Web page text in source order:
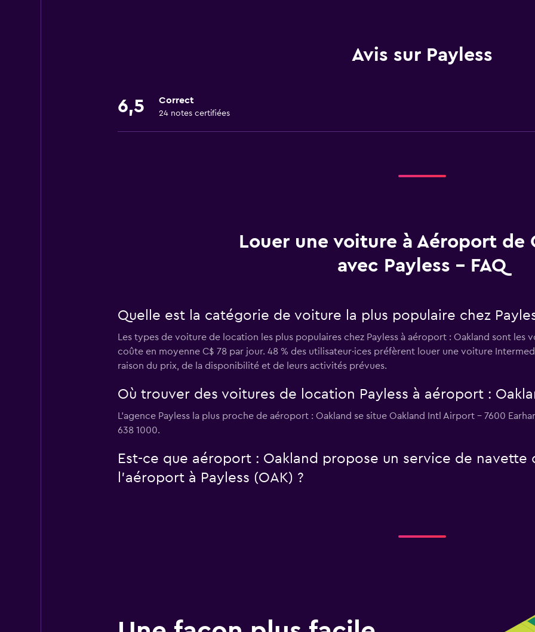
Avis sur Payless
6,5 Correct
24 notes certifiées
Louer une voiture à Aéroport de
avec Payless - FAQ
Quelle est la catégorie de voiture la plus populaire chez
Les types de voiture de location les plus populaires chez Payless à aéroport : Oakland sont
coûte en moyenne C$ 78 par jour. 48 % des utilisateur·ices préfèrent louer une voiture
raison du prix, de la disponibilité et de leurs activités prévues.
Où trouver des voitures de location Payless à aéroport :
L’agence Payless la plus proche de aéroport : Oakland se situe Oakland Intl Airport - 7600
638 1000.
Est-ce que aéroport : Oakland propose un service de navette
l’aéroport à Payless (OAK) ?